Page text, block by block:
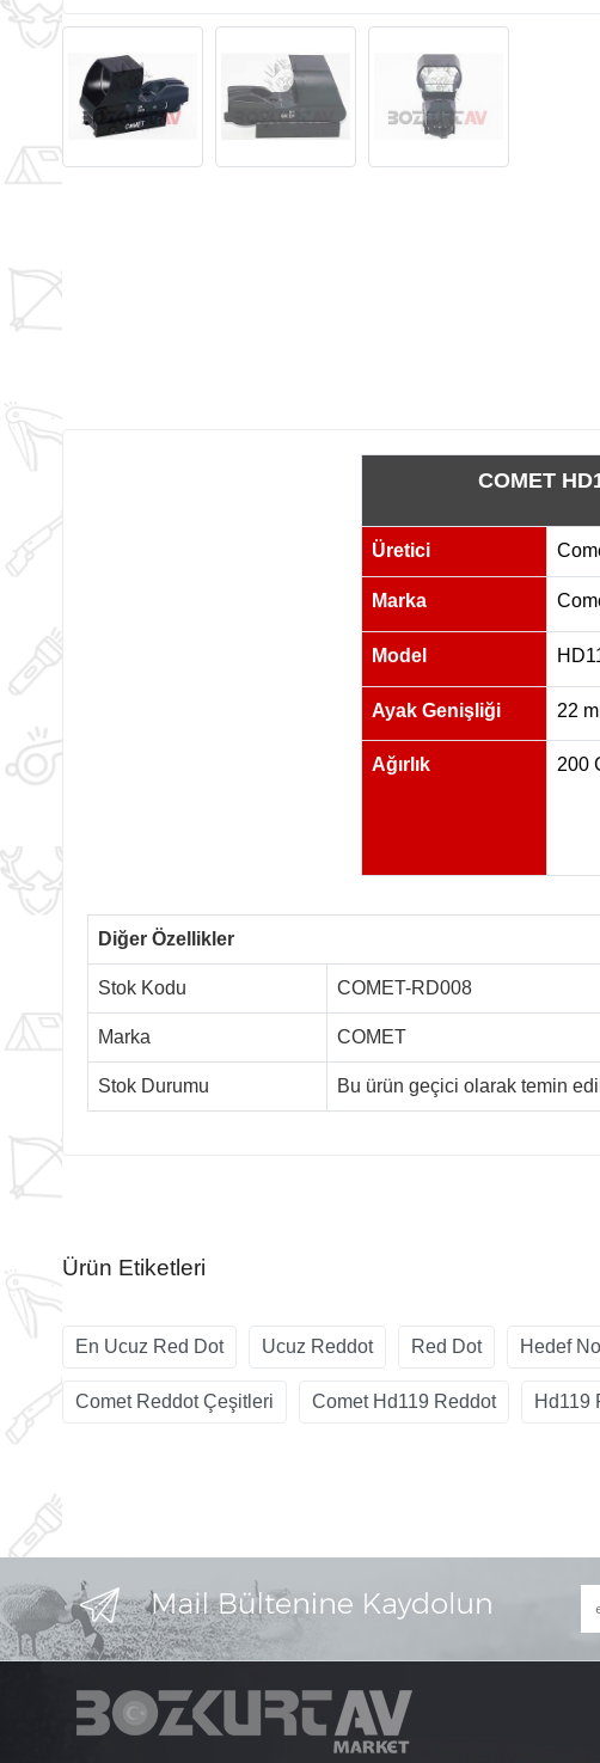
COMET
Üretici
Marka
Model
Ayak Genişliği 22
Ağırlık 200
Diğer Özellikler
Stok Kodu COMET-RD008
Marka COMET
Stok Durumu Bu ürün geçici olarak temin
Ürün Etiketleri
En Ucuz Red Dot Ucuz Reddot Red Dot Hedef
Comet Reddot Çeşitleri Comet Hd119 Reddot Hd119